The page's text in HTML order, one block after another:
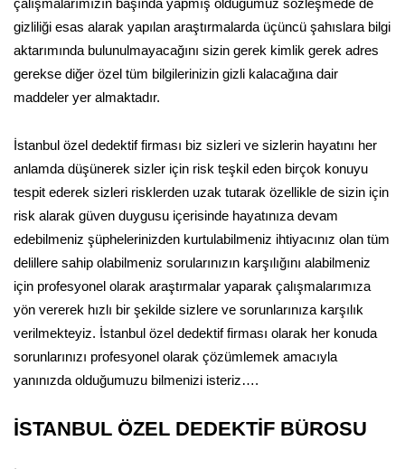
çalışmalarımızın başında yapmış olduğumuz sözleşmede de
gizliliği esas alarak yapılan araştırmalarda üçüncü şahıslara bilgi
aktarımında bulunulmayacağını sizin gerek kimlik gerek adres
gerekse diğer özel tüm bilgilerinizin gizli kalacağına dair
maddeler yer almaktadır.
İstanbul özel dedektif firması biz sizleri ve sizlerin hayatını her
anlamda düşünerek sizler için risk teşkil eden birçok konuyu
tespit ederek sizleri risklerden uzak tutarak özellikle de sizin için
risk alarak güven duygusu içerisinde hayatınıza devam
edebilmeniz şüphelerinizden kurtulabilmeniz ihtiyacınız olan tüm
delillere sahip olabilmeniz sorularınızın karşılığını alabilmeniz
için profesyonel olarak araştırmalar yaparak çalışmalarımıza
yön vererek hızlı bir şekilde sizlere ve sorunlarınıza karşılık
verilmekteyiz. İstanbul özel dedektif firması olarak her konuda
sorunlarınızı profesyonel olarak çözümlemek amacıyla
yanınızda olduğumuzu bilmenizi isteriz….
İSTANBUL ÖZEL DEDEKTİF BÜROSU